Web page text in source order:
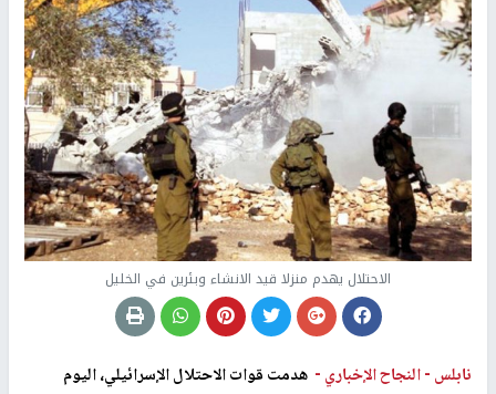
الاحتلال يهدم منزلا قيد الانشاء وبئرين في الخليل
نابلس -النجاح الإخباري - هدمت قوات الاحتلال الإسرائيلي، اليوم